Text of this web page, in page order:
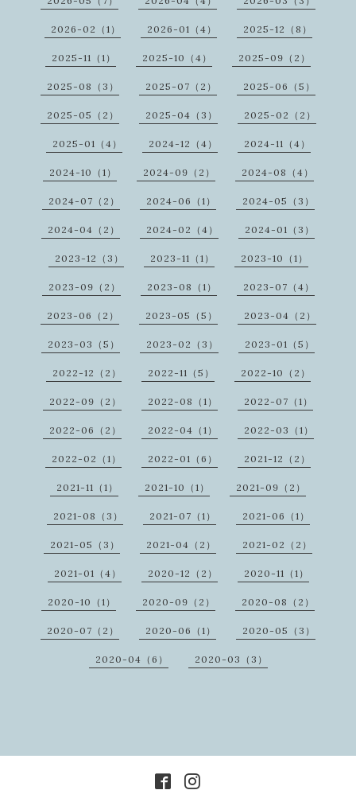
2026-02（1） 2026-01（4） 2025-12（8）
2025-11（1） 2025-10（4） 2025-09（2）
2025-08（3） 2025-07（2） 2025-06（5）
2025-05（2） 2025-04（3） 2025-02（2）
2025-01（4） 2024-12（4） 2024-11（4）
2024-10（1） 2024-09（2） 2024-08（4）
2024-07（2） 2024-06（1） 2024-05（3）
2024-04（2） 2024-02（4） 2024-01（3）
2023-12（3） 2023-11（1） 2023-10（1）
2023-09（2） 2023-08（1） 2023-07（4）
2023-06（2） 2023-05（5） 2023-04（2）
2023-03（5） 2023-02（3） 2023-01（5）
2022-12（2） 2022-11（5） 2022-10（2）
2022-09（2） 2022-08（1） 2022-07（1）
2022-06（2） 2022-04（1） 2022-03（1）
2022-02（1） 2022-01（6） 2021-12（2）
2021-11（1） 2021-10（1） 2021-09（2）
2021-08（3） 2021-07（1） 2021-06（1）
2021-05（3） 2021-04（2） 2021-02（2）
2021-01（4） 2020-12（2） 2020-11（1）
2020-10（1） 2020-09（2） 2020-08（2）
2020-07（2） 2020-06（1） 2020-05（3）
2020-04（6） 2020-03（3）